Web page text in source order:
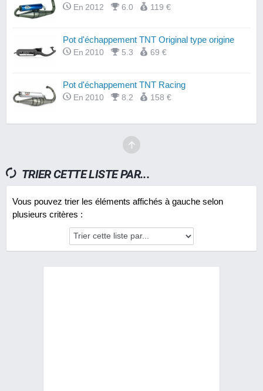
En 2012 6.0 119 €
Pot d'échappement TNT Original type origine
En 2010 5.3 69 €
Pot d'échappement TNT Racing
En 2010 8.2 158 €
TRIER CETTE LISTE PAR...
Vous pouvez trier les éléments affichés à gauche selon
plusieurs critères :